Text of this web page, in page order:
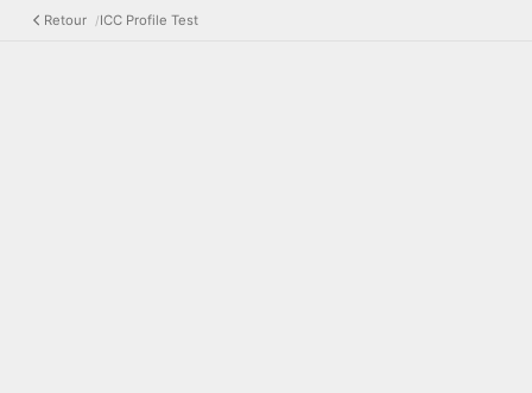
Retour /ICC Profile Test